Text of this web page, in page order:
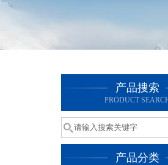
产品搜索
PRODUCT
产品分类